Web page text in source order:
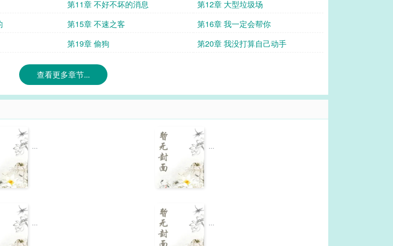
第11章 不好不坏的消息
第12章 大型垃圾场
第15章 不速之客
第16章 我一定会帮你
第19章 偷狗 第20章 我没打算自己动手
查看更多章节...
... ...
... ...